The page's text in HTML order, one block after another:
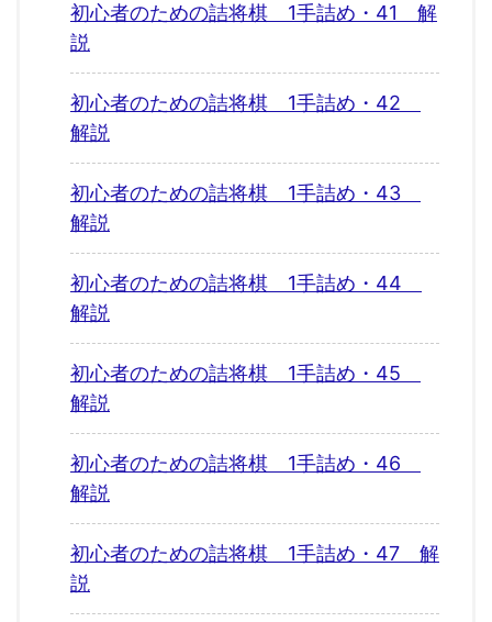
初心者のための詰将棋 1手詰め・41 解
説
初心者のための詰将棋 1手詰め・42
解説
初心者のための詰将棋 1手詰め・43
解説
初心者のための詰将棋 1手詰め・44
解説
初心者のための詰将棋 1手詰め・45
解説
初心者のための詰将棋 1手詰め・46
解説
初心者のための詰将棋 1手詰め・47 解
説